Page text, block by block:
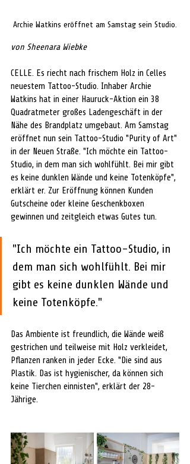
Archie Watkins eröffnet am Samstag sein Studio.
von Sheenara Wiebke
CELLE. Es riecht nach frischem Holz in Celles
neuestem Tattoo-Studio. Inhaber Archie
Watkins hat in einer Hauruck-Aktion ein 38
Quadratmeter großes Ladengeschäft in der
Nähe des Brandplatz umgebaut. Am Samstag
eröffnet nun sein Tattoo-Studio "Purity of Art"
in der Neuen Straße. "Ich möchte ein Tattoo-
Studio, in dem man sich wohlfühlt. Bei mir gibt
es keine dunklen Wände und keine Totenköpfe",
erklärt er. Zur Eröffnung können Kunden
Gutscheine oder kleine Geschenkboxen
gewinnen und zeitgleich etwas Gutes tun.
"Ich möchte ein Tattoo-Studio, in
dem man sich wohlfühlt. Bei mir
gibt es keine dunklen Wände und
keine Totenköpfe."
Das Ambiente ist freundlich, die Wände weiß
gestrichen und teilweise mit Holz verkleidet,
Pflanzen ranken in jeder Ecke. "Die sind aus
Plastik. Das ist hygienischer, da können sich
keine Tierchen einnisten", erklärt der 28-
Jährige.